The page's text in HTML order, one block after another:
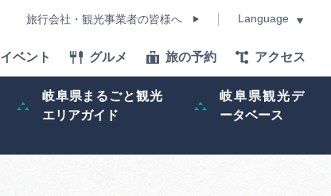
旅行会社・観光事業者の皆様へ Language
イベント グルメ 旅の予約 アクセス
岐阜県まるごと観光
エリアガイド
岐阜県観光デ
ータベース